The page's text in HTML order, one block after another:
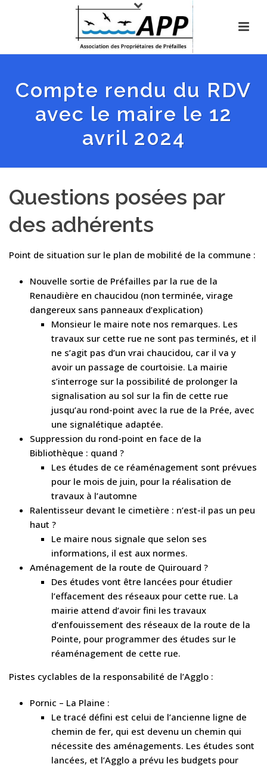
Compte rendu du RDV
avec le maire le 12
avril 2024
Questions posées par
des adhérents
Point de situation sur le plan de mobilité de la commune :
Nouvelle sortie de Préfailles par la rue de la
Renaudière en chaucidou (non terminée, virage
dangereux sans panneaux d’explication)
Monsieur le maire note nos remarques. Les
travaux sur cette rue ne sont pas terminés, et il
ne s’agit pas d’un vrai chaucidou, car il va y
avoir un passage de courtoisie. La mairie
s’interroge sur la possibilité de prolonger la
signalisation au sol sur la fin de cette rue
jusqu’au rond-point avec la rue de la Prée, avec
une signalétique adaptée.
Suppression du rond-point en face de la
Bibliothèque : quand ?
Les études de ce réaménagement sont prévues
pour le mois de juin, pour la réalisation de
travaux à l’automne
Ralentisseur devant le cimetière : n’est-il pas un peu
haut ?
Le maire nous signale que selon ses
informations, il est aux normes.
Aménagement de la route de Quirouard ?
Des études vont être lancées pour étudier
l’effacement des réseaux pour cette rue. La
mairie attend d’avoir fini les travaux
d’enfouissement des réseaux de la route de la
Pointe, pour programmer des études sur le
réaménagement de cette rue.
Pistes cyclables de la responsabilité de l’Agglo :
Pornic – La Plaine :
Le tracé défini est celui de l’ancienne ligne de
chemin de fer, qui est devenu un chemin qui
nécessite des aménagements. Les études sont
lancées, et l’Agglo a prévu les budgets pour